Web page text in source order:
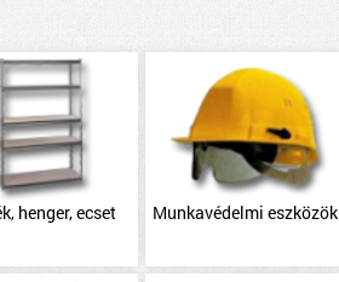
henger, ecset Munkavédelmi eszközök